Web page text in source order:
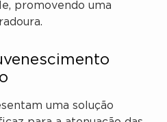
promovendo uma
uma solução